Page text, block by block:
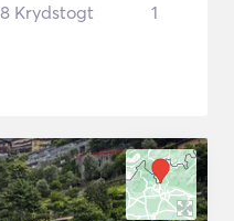
8 Krydstogt 1